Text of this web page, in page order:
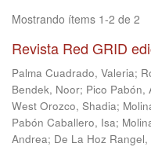
Mostrando ítems 1-2 de 2
Revista Red GRID
Palma Cuadrado, Valeria;
Bendek, Noor; Pico Pabón,
West Orozco, Shadia;
Pabón Caballero, Isa;
Andrea; De La Hoz